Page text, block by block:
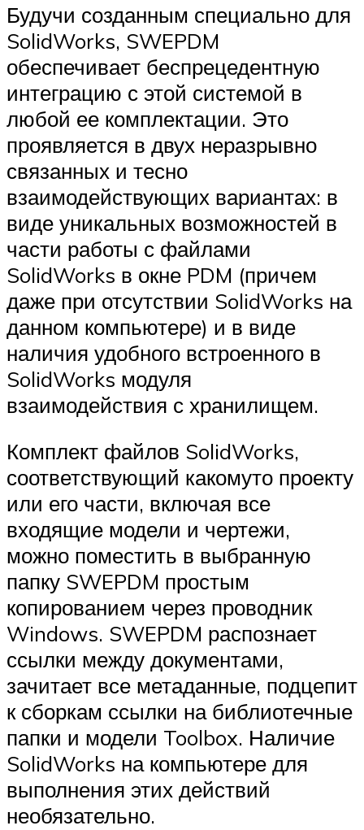
Будучи созданным специально для
SolidWorks, SWE­PDM
обеспечивает беспрецедентную
интеграцию с этой системой в
любой ее комплектации. Это
проявляется в двух неразрывно
связанных и тесно
взаимодействующих вариантах: в
виде уникальных возможностей в
части работы с файлами
SolidWorks в окне PDM (причем
даже при отсутствии SolidWorks на
данном компьютере) и в виде
наличия удобного встроенного в
SolidWorks модуля
взаимодействия с хранилищем.
Комплект файлов SolidWorks,
соответствующий какому­то проекту
или его части, включая все
входящие модели и чертежи,
можно поместить в выбранную
папку SWE­PDM простым
копированием через проводник
Windows. SWE­PDM распознает
ссылки между документами,
зачитает все метаданные, подцепит
к сборкам ссылки на библиотечные
папки и модели Toolbox. Наличие
SolidWorks на компьютере для
выполнения этих действий
необязательно.